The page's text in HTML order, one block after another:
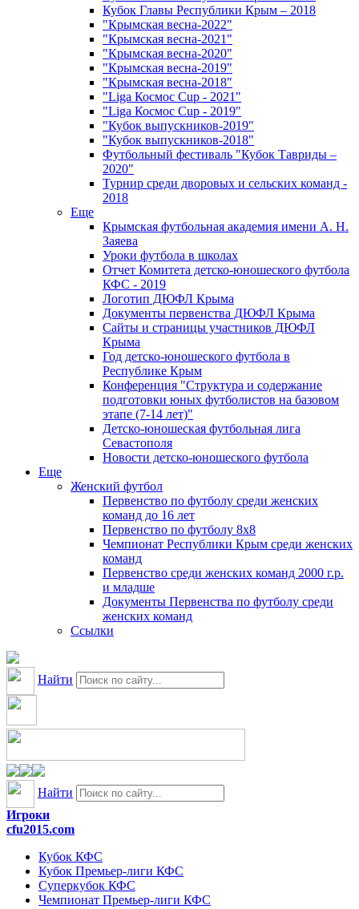
Кубок Главы Республики Крым – 2018
"Крымская весна-2022"
"Крымская весна-2021"
"Крымская весна-2020"
"Крымская весна-2019"
"Крымская весна-2018"
"Liga Космос Cup - 2021"
"Liga Космос Cup - 2019"
"Кубок выпускников-2019"
"Кубок выпускников-2018"
Футбольный фестиваль "Кубок Тавриды –
2020"
Турнир среди дворовых и сельских команд -
2018
Еще
Крымская футбольная академия имени А. Н.
Заяева
Уроки футбола в школах
Отчет Комитета детско-юношеского футбола
КФС - 2019
Логотип ДЮФЛ Крыма
Документы первенства ДЮФЛ Крыма
Сайты и страницы участников ДЮФЛ
Крыма
Год детско-юношеского футбола в
Республике Крым
Конференция "Структура и содержание
подготовки юных футболистов на базовом
этапе (7-14 лет)"
Детско-юношеская футбольная лига
Севастополя
Новости детско-юношеского футбола
Еще
Женский футбол
Первенство по футболу среди женских
команд до 16 лет
Первенство по футболу 8х8
Чемпионат Республики Крым среди женских
команд
Первенство среди женских команд 2000 г.р.
и младше
Документы Первенства по футболу среди
женских команд
Ссылки
Найти
Найти
Игроки
cfu2015.com
Кубок КФС
Кубок Премьер-лиги КФС
Суперкубок КФС
Чемпионат Премьер-лиги КФС